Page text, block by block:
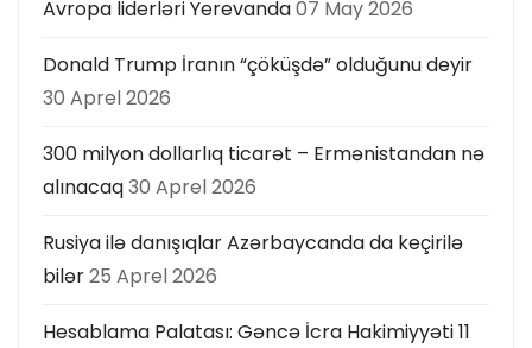
Avropa liderləri Yerevanda07 May 2026
Donald Trump İranın “çöküşdə” olduğunu deyir
30 Aprel 2026
300 milyon dollarlıq ticarət – Ermənistandan nə
alınacaq30 Aprel 2026
Rusiya ilə danışıqlar Azərbaycanda da keçirilə
bilər25 Aprel 2026
Hesablama Palatası: Gəncə İcra Hakimiyyəti 11